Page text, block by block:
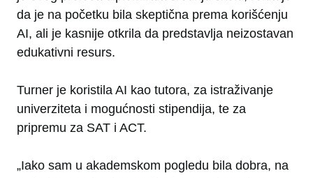
da je na početku bila skeptična prema korišćenju
AI, ali je kasnije otkrila da predstavlja neizostavan
edukativni resurs.
Turner je koristila AI kao tutora, za istraživanje
univerziteta i mogućnosti stipendija, te za
pripremu za SAT i ACT.
„Iako sam u akademskom pogledu bila dobra, na